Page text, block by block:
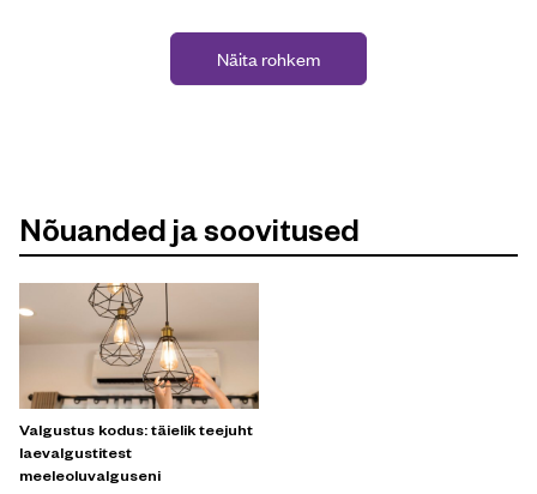
Näita rohkem
Nõuanded ja soovitused
Valgustus kodus: täielik teejuht
laevalgustitest
meeleoluvalguseni